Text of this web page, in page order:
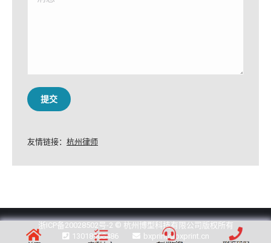
提交
友情链接： 杭州律师
浙ICP备20028502号-2 © 杭州博型科技有限公司版权所有
13018908486
bxprint@bxprint.cn